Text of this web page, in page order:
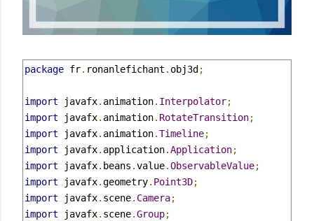
package fr. ronanlefichant . obj3d ;
import javafx. animation. Interpolator;
import javafx. animation. RotateTransition;
import javafx. animation.Timeline;
import javafx. application.Application;
import javafx. beans .value.ObservableValue;
import javafx.geometry. Point3D;
import javafx. scene. Camera;
import javafx. scene.Group;